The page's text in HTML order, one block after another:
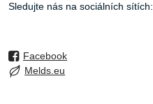
Sledujte nás na sociálních sítích:
Facebook
Melds.eu